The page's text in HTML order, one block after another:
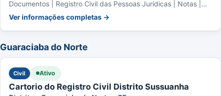
Documentos | Registro Civil das Pessoas Jurídicas | Notas |
Protesto de Títulos
Ver informações completas →
Guaraciaba do Norte
Civil Ativo
Cartorio do Registro Civil Distrito Sussuanha